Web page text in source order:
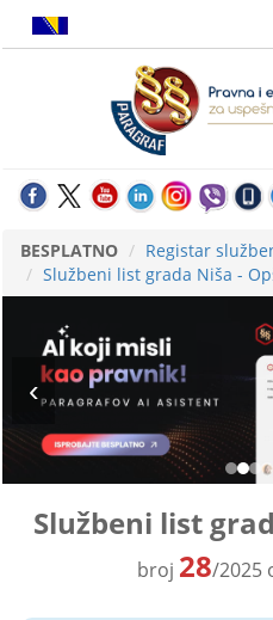
BESPLATNO
Registar
Službeni list grada Niša -
Službeni list
broj 28/2025